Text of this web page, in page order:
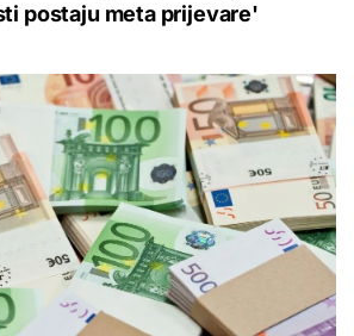
postaju meta prijevare'